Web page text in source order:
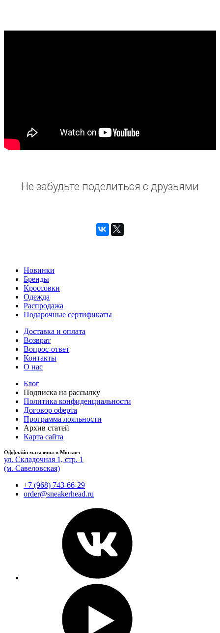
Не забудьте поделиться с друзьями
Новинки
Бренды
Кроссовки
Одежда
Распродажа
Подарочные сертификаты
Доставка и оплата
Возврат
Вопрос-ответ
Контакты
О нас
Блог
Подписка на рассылку
Политика конфиденциальности
Договор оферта
Программа лояльности
Архив статей
Карта сайта
Оффлайн магазины в Москве:
ул. Складочная 1, стр. 1
(м. Савеловская)
+7 (968) 743-66-29
order@sneakerhead.ru